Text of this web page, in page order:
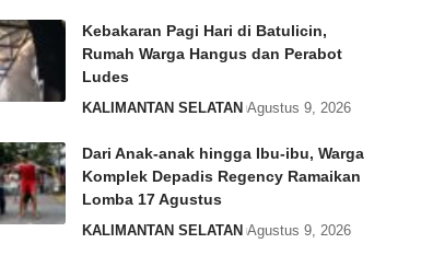
Kebakaran Pagi Hari di Batulicin,
Rumah Warga Hangus dan Perabot
Ludes
KALIMANTAN SELATAN Agustus 9, 2026
Dari Anak-anak hingga Ibu-ibu, Warga
Komplek Depadis Regency Ramaikan
Lomba 17 Agustus
KALIMANTAN SELATAN Agustus 9, 2026